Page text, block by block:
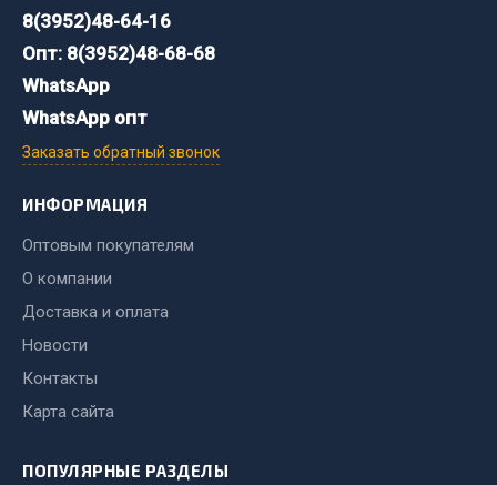
Сцепление
Показать ещё
Запчасти SHAANXI (SHACMAN)
Тормозная система
Колеса и шины
Система охлаждения
Подвеска
Кабина
Оперение кабины
8(3952)48-64-16
Опт: 8(3952)48-68-68
WhatsApp
WhatsApp опт
Заказать обратный звонок
ИНФОРМАЦИЯ
Оптовым покупателям
О компании
Доставка и оплата
Новости
Контакты
Карта сайта
ПОПУЛЯРНЫЕ РАЗДЕЛЫ